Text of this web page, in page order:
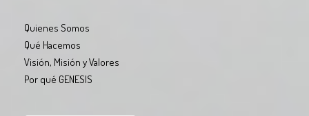
Quienes Somos
Qué Hacemos
Visión, Misión y Valores
Por qué GENESIS